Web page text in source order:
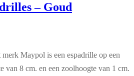
– Goud
Maypol is een espadrille op een
van 8 cm. en een zoolhoogte van 1 cm.